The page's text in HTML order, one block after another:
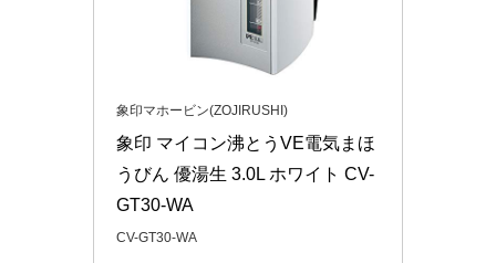
象印マホービン(ZOJIRUSHI)
象印 マイコン沸とうVE電気まほ
うびん 優湯生 3.0L ホワイト CV-
GT30-WA
CV-GT30-WA